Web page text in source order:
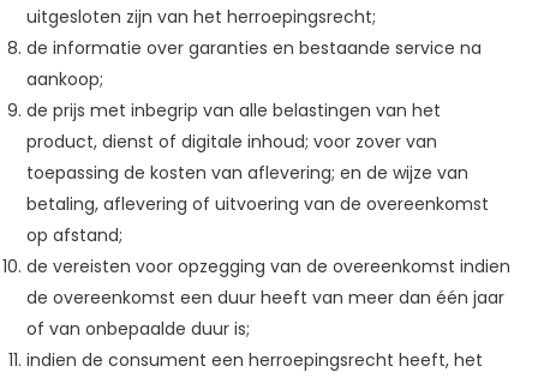
uitgesloten zijn van het herroepingsrecht;
de informatie over garanties en bestaande service na
aankoop;
de prijs met inbegrip van alle belastingen van het
product, dienst of digitale inhoud; voor zover van
toepassing de kosten van aflevering; en de wijze van
betaling, aflevering of uitvoering van de overeenkomst
op afstand;
de vereisten voor opzegging van de overeenkomst indien
de overeenkomst een duur heeft van meer dan één jaar
of van onbepaalde duur is;
indien de consument een herroepingsrecht heeft, het